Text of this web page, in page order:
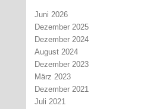
Juni 2026
Dezember 2025
Dezember 2024
August 2024
Dezember 2023
März 2023
Dezember 2021
Juli 2021